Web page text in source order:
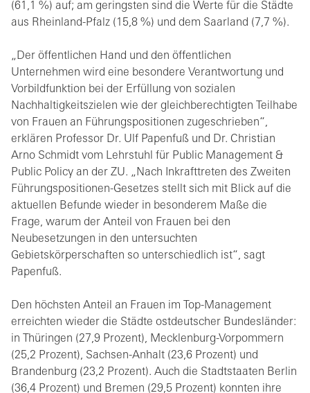
(61,1 %) auf; am geringsten sind die Werte für die Städte
aus Rheinland-Pfalz (15,8 %) und dem Saarland (7,7 %).
„Der öffentlichen Hand und den öffentlichen
Unternehmen wird eine besondere Verantwortung und
Vorbildfunktion bei der Erfüllung von sozialen
Nachhaltigkeitszielen wie der gleichberechtigten Teilhabe
von Frauen an Führungspositionen zugeschrieben“,
erklären Professor Dr. Ulf Papenfuß und Dr. Christian
Arno Schmidt vom Lehrstuhl für Public Management &
Public Policy an der ZU. „Nach Inkrafttreten des Zweiten
Führungspositionen-Gesetzes stellt sich mit Blick auf die
aktuellen Befunde wieder in besonderem Maße die
Frage, warum der Anteil von Frauen bei den
Neubesetzungen in den untersuchten
Gebietskörperschaften so unterschiedlich ist“, sagt
Papenfuß.
Den höchsten Anteil an Frauen im Top-Management
erreichten wieder die Städte ostdeutscher Bundesländer:
in Thüringen (27,9 Prozent), Mecklenburg-Vorpommern
(25,2 Prozent), Sachsen-Anhalt (23,6 Prozent) und
Brandenburg (23,2 Prozent). Auch die Stadtstaaten Berlin
(36,4 Prozent) und Bremen (29,5 Prozent) konnten ihre